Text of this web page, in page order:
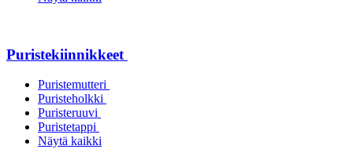
Puristekiinnikkeet
Puristemutteri
Puristeholkki
Puristeruuvi
Puristetappi
Näytä kaikki